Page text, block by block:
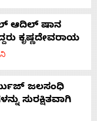
ಆದಿಲ್ ಷಾನ
ಕೃಷ್ಣದೇವರಾಯ
ಜಲಸಂಧಿ
ಸುರಕ್ಷಿತವಾಗಿ